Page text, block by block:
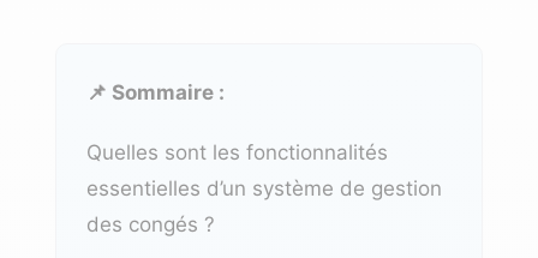
📌 Sommaire :
Quelles sont les fonctionnalités
essentielles d’un système de gestion
des congés ?